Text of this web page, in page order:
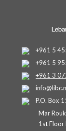
+961 5
+961 5
+961 3
P.O. Box
Mar
1st Floor